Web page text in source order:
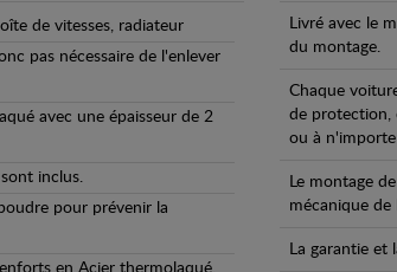
de vitesses, radiateur
pas nécessaire de l'enlever
avec une épaisseur de 2
inclus.
pour prévenir la
Livré avec le
du montage.
Chaque
de protection,
ou à
Le montage
mécanique
La garantie et